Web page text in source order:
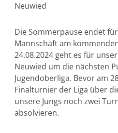
Neuwied
Die Sommerpause endet
Mannschaft am
24.08.2024 geht es für
Neuwied um die nächsten
Jugendoberliga. Bevor am
Finalturnier der Liga über
unsere Jungs noch zwei
absolvieren.